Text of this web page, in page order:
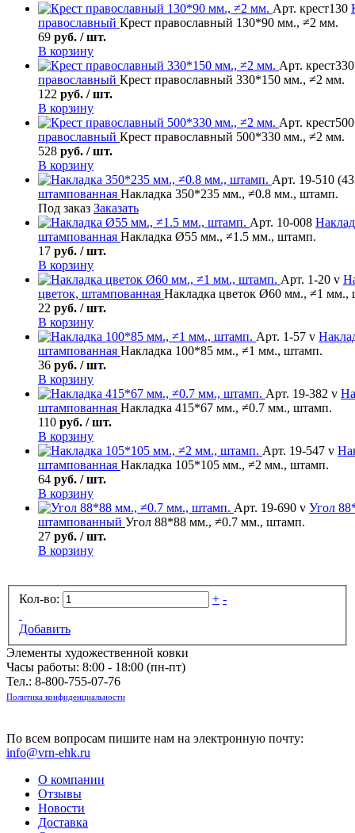
Арт. крест130
православный Крест православный 130*90 мм., ≠2 мм.
69 руб. / шт.
В корзину
Арт. крест330
православный Крест православный 330*150 мм., ≠2 мм.
122 руб. / шт.
В корзину
Арт. крест500
православный Крест православный 500*330 мм., ≠2 мм.
528 руб. / шт.
В корзину
Арт. 19-510
штампованная Накладка 350*235 мм., ≠0.8 мм., штамп.
Под заказ Заказать
Арт. 10-008
штампованная Накладка Ø55 мм., ≠1.5 мм., штамп.
17 руб. / шт.
В корзину
Арт. 1-20 v
цветок, штампованная Накладка цветок Ø60 мм., ≠1 мм.,
22 руб. / шт.
В корзину
Арт. 1-57 v
штампованная Накладка 100*85 мм., ≠1 мм., штамп.
36 руб. / шт.
В корзину
Арт. 19-382 v
штампованная Накладка 415*67 мм., ≠0.7 мм., штамп.
110 руб. / шт.
В корзину
Арт. 19-547 v
штампованная Накладка 105*105 мм., ≠2 мм., штамп.
64 руб. / шт.
В корзину
Арт. 19-690 v Угол
штампованный Угол 88*88 мм., ≠0.7 мм., штамп.
27 руб. / шт.
В корзину
Кол-во: + -
Добавить
Элементы художественной ковки
Часы работы: 8:00 - 18:00 (пн-пт)
Тел.: 8-800-755-07-76
Политика конфиденциальности
По всем вопросам пишите нам на электронную почту:
info@vrn-ehk.ru
О компании
Отзывы
Новости
Доставка